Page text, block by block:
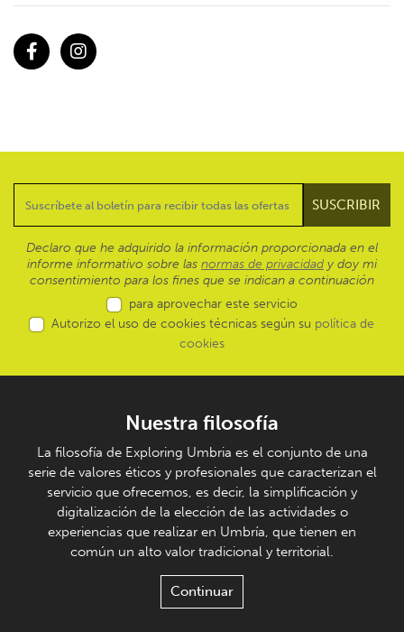
Declaro que he adquirido la información proporcionada en el
informe informativo sobre las normas de privacidad y doy mi
consentimiento para los fines que se indican a continuación
para aprovechar este servicio
Autorizo el uso de cookies técnicas según su política de
cookies
Nuestra filosofía
La filosofía de Exploring Umbria es el conjunto de una
serie de valores éticos y profesionales que caracterizan el
servicio que ofrecemos, es decir, la simplificación y
digitalización de la elección de las actividades o
experiencias que realizar en Umbría, que tienen en
común un alto valor tradicional y territorial.
Continuar